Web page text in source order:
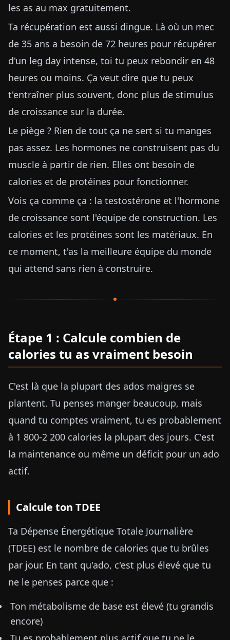
les as au max gratuitement.
Ta récupération est aussi dingue. Là où un mec
de 35 ans a besoin de 72 heures pour récupérer
d'un leg day intense, toi tu peux rebondir en 48
heures ou moins. Ça veut dire que tu peux
t'entraîner plus souvent, donc plus de stimulus
de croissance sur la durée.
Le piège ? Rien de tout ça ne sert si tu manges
pas assez. Les hormones ne construisent pas du
muscle à partir de rien. Elles ont besoin de
calories et de protéines pour fonctionner.
Vois ça comme ça : la testostérone et l'hormone
de croissance sont l'équipe de construction. Les
calories et les protéines sont les matériaux. En
ce moment, t'as la meilleure équipe du monde
qui attend sans rien à construire.
Étape 1 : Calcule combien de
calories tu as vraiment besoin
C'est là que la plupart des ados maigres se
plantent. Tu penses manger beaucoup, mais
quand tu comptes vraiment, tu es probablement
à 1 800-2 200 calories la plupart des jours. C'est
la maintenance ou même un déficit pour un ado
actif.
Calcule ton TDEE
Ta Dépense Énergétique Totale Journalière
(TDEE) est le nombre de calories que tu brûles
par jour. En tant qu'ado, c'est plus élevé que tu
ne le penses parce que :
Ton métabolisme de base est élevé (tu grandis
encore)